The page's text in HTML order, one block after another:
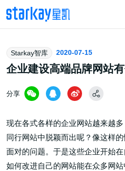
头部潮玩
技术服务
潮玩技术解决方案
Starkay智库 2020-07-15
企业建设高端品牌网站
分享
现在各式各样的企业网站越来越
同行网站中脱颖而出呢？像这样
面对的问题。于是这些企业开始
如何改进自己的网站能在众多网